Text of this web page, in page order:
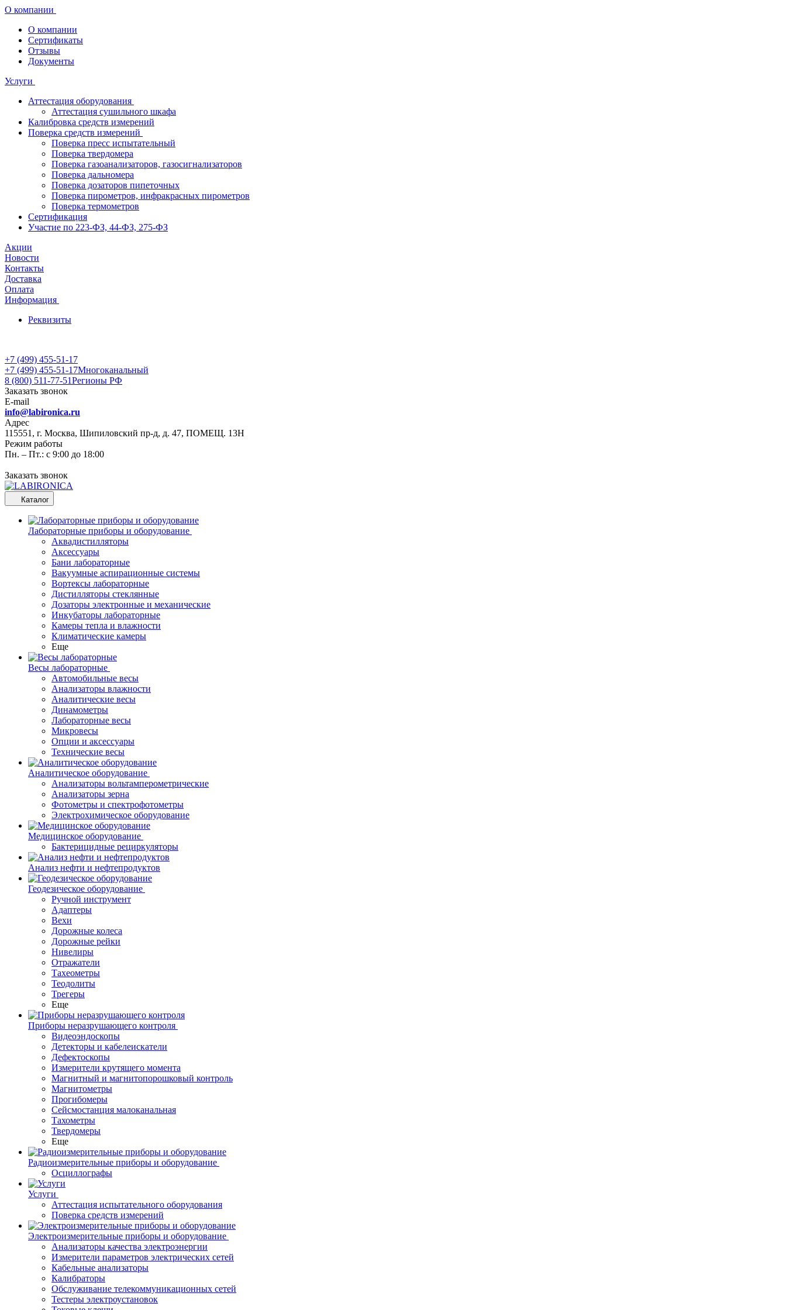
О компании
О компании
Сертификаты
Отзывы
Документы
Услуги
Аттестация оборудования
Аттестация сушильного шкафа
Калибровка средств измерений
Поверка средств измерений
Поверка пресс испытательный
Поверка твердомера
Поверка газоанализаторов, газосигнализаторов
Поверка дальномера
Поверка дозаторов пипеточных
Поверка пирометров, инфракрасных пирометров
Поверка термометров
Сертификация
Участие по 223-ФЗ, 44-ФЗ, 275-ФЗ
Акции
Новости
Контакты
Доставка
Оплата
Информация
Реквизиты
+7 (499) 455-51-17
+7 (499) 455-51-17Многоканальный
8 (800) 511-77-51Регионы РФ
Заказать звонок
E-mail
info@labironica.ru
Адрес
115551, г. Москва, Шипиловский пр-д, д. 47, ПОМЕЩ. 13Н
Режим работы
Пн. – Пт.: с 9:00 до 18:00
Заказать звонок
Каталог
Лабораторные приборы и оборудование
Аквадистилляторы
Аксессуары
Бани лабораторные
Вакуумные аспирационные системы
Вортексы лабораторные
Дистилляторы стеклянные
Дозаторы электронные и механические
Инкубаторы лабораторные
Камеры тепла и влажности
Климатические камеры
Еще
Весы лабораторные
Автомобильные весы
Анализаторы влажности
Аналитические весы
Динамометры
Лабораторные весы
Микровесы
Опции и аксессуары
Технические весы
Аналитическое оборудование
Анализаторы вольтамперометрические
Анализаторы зерна
Фотометры и спектрофотометры
Электрохимическое оборудование
Медицинское оборудование
Бактерицидные рециркуляторы
Анализ нефти и нефтепродуктов
Геодезическое оборудование
Ручной инструмент
Адаптеры
Вехи
Дорожные колеса
Дорожные рейки
Нивелиры
Отражатели
Тахеометры
Теодолиты
Трегеры
Еще
Приборы неразрушающего контроля
Видеоэндоскопы
Детекторы и кабелеискатели
Дефектоскопы
Измерители крутящего момента
Магнитный и магнитопорошковый контроль
Магнитометры
Прогибомеры
Сейсмостанция малоканальная
Тахометры
Твердомеры
Еще
Радиоизмерительные приборы и оборудование
Осциллографы
Услуги
Аттестация испытательного оборудования
Поверка средств измерений
Электроизмерительные приборы и оборудование
Анализаторы качества электроэнергии
Измерители параметров электрических сетей
Кабельные анализаторы
Калибраторы
Обслуживание телекоммуникационных сетей
Тестеры электроустановок